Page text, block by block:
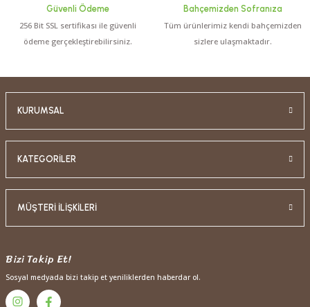
Güvenli Ödeme
256 Bit SSL sertifikası ile güvenli
ödeme gerçekleştirebilirsiniz.
Bahçemizden Sofranıza
Tüm ürünlerimiz kendi bahçemizden
sizlere ulaşmaktadır.
KURUMSAL
KATEGORİLER
MÜŞTERİ İLİŞKİLERİ
Bizi Takip Et!
Sosyal medyada bizi takip et yeniliklerden haberdar ol.